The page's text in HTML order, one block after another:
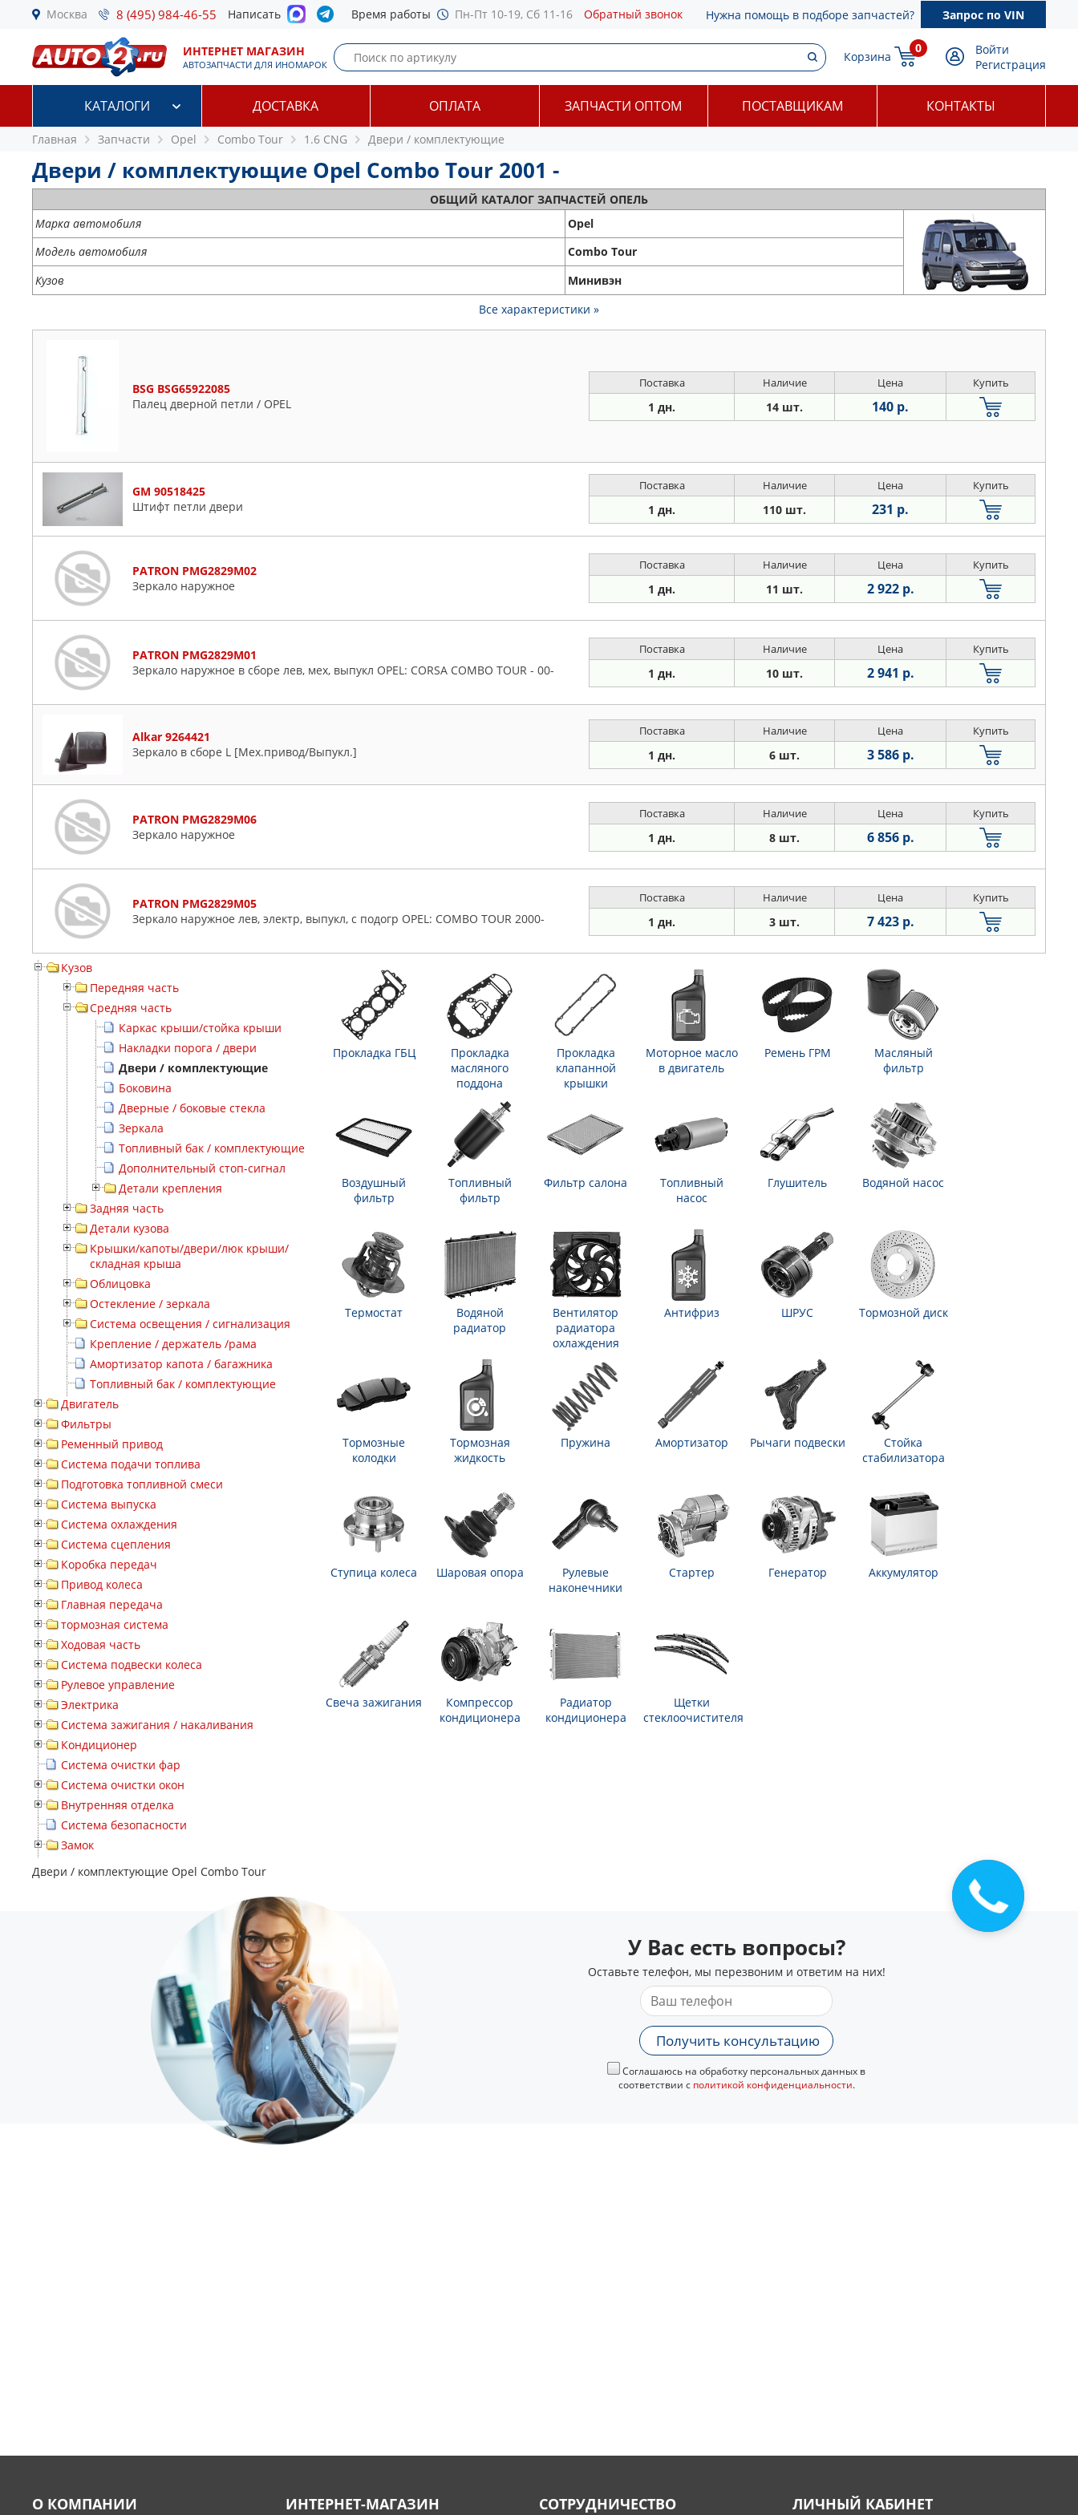
Москва 8 (495) 984-46-55 Написать Время работы Пн-Пт 10-19, Сб 11-16 Обратный звонок Нужна помощь в подборе запчастей? Запрос по VIN
ИНТЕРНЕТ МАГАЗИН
АВТОЗАПЧАСТИ ДЛЯ ИНОМАРОК
Корзина
0
Войти
Регистрация
КАТАЛОГИ ДОСТАВКА ОПЛАТА ЗАПЧАСТИ ОПТОМ ПОСТАВЩИКАМ КОНТАКТЫ
Главная Запчасти Opel Combo Tour 1.6 CNG Двери / комплектующие
Двери / комплектующие Opel Combo Tour 2001 -
ОБЩИЙ КАТАЛОГ ЗАПЧАСТЕЙ ОПЕЛЬ
Марка автомобиля
Opel
Модель автомобиля
Combo Tour
Кузов
Минивэн
Все характеристики »
BSG BSG65922085
Палец дверной петли / OPEL
Поставка Наличие Цена Купить
1 дн. 14 шт. 140 р.
GM 90518425
Штифт петли двери
Поставка Наличие Цена Купить
1 дн. 110 шт. 231 р.
PATRON PMG2829M02
Зеркало наружное
Поставка Наличие Цена Купить
1 дн. 11 шт. 2 922 р.
PATRON PMG2829M01
Зеркало наружное в сборе лев, мех, выпукл OPEL: CORSA COMBO TOUR - 00-
Поставка Наличие Цена Купить
1 дн. 10 шт. 2 941 р.
Alkar 9264421
Зеркало в сборе L [Мех.привод/Выпукл.]
Поставка Наличие Цена Купить
1 дн. 6 шт. 3 586 р.
PATRON PMG2829M06
Зеркало наружное
Поставка Наличие Цена Купить
1 дн. 8 шт. 6 856 р.
PATRON PMG2829M05
Зеркало наружное лев, электр, выпукл, с подогр OPEL: COMBO TOUR 2000-
Поставка Наличие Цена Купить
1 дн. 3 шт. 7 423 р.
Кузов
Передняя часть
Средняя часть
Каркас крыши/стойка крыши
Накладки порога / двери
Двери / комплектующие
Боковина
Дверные / боковые стекла
Зеркала
Топливный бак / комплектующие
Дополнительный стоп-сигнал
Детали крепления
Задняя часть
Детали кузова
Крышки/капоты/двери/люк крыши/
складная крыша
Облицовка
Остекление / зеркала
Система освещения / сигнализация
Крепление / держатель /рама
Амортизатор капота / багажника
Топливный бак / комплектующие
Двигатель
Фильтры
Ременный привод
Система подачи топлива
Подготовка топливной смеси
Система выпуска
Система охлаждения
Система сцепления
Коробка передач
Привод колеса
Главная передача
тормозная система
Ходовая часть
Система подвески колеса
Рулевое управление
Электрика
Система зажигания / накаливания
Кондиционер
Система очистки фар
Система очистки окон
Внутренняя отделка
Система безопасности
Замок
Прокладка ГБЦ
Прокладка
масляного
поддона
Прокладка
клапанной
крышки
Моторное масло
в двигатель
Ремень ГРМ
Масляный
фильтр
Воздушный
фильтр
Топливный
фильтр
Фильтр салона
Топливный
насос
Глушитель Водяной насос
Термостат
Водяной
радиатор
Вентилятор
радиатора
охлаждения
Антифриз ШРУС Тормозной диск
Тормозные
колодки
Тормозная
жидкость
Пружина Амортизатор Рычаги подвески
Стойка
стабилизатора
Ступица колеса Шаровая опора
Рулевые
наконечники
Стартер Генератор Аккумулятор
Свеча зажигания
Компрессор
кондиционера
Радиатор
кондиционера
Щетки
стеклоочистителя
Двери / комплектующие Opel Combo Tour
У Вас есть вопросы?
Оставьте телефон, мы перезвоним и ответим на них!
Получить консультацию
Соглашаюсь на обработку персональных данных в
соответствии с политикой конфиденциальности.
О КОМПАНИИ ИНТЕРНЕТ-МАГАЗИН СОТРУДНИЧЕСТВО ЛИЧНЫЙ КАБИНЕТ